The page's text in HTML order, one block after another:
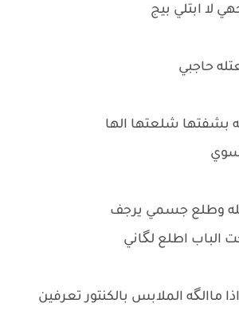
لا ابتلي بيج
حاجبي
بشفتها شلعتها الها
وطلع جسمي يرجف
اطلع لگاني
ماالگه الملابس بالكنتور تعرفين